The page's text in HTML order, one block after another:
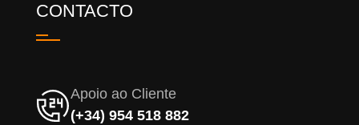
CONTACTO
Apoio ao Cliente
(+34) 954 518 882